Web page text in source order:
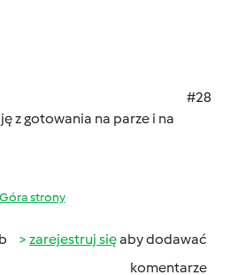
#28
z gotowania na parze i na
Góra strony
zarejestruj sięaby dodawać
komentarze